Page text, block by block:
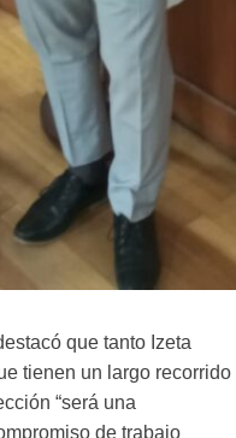
que tanto Izeta
tienen un largo recorrido
“será una
de trabajo